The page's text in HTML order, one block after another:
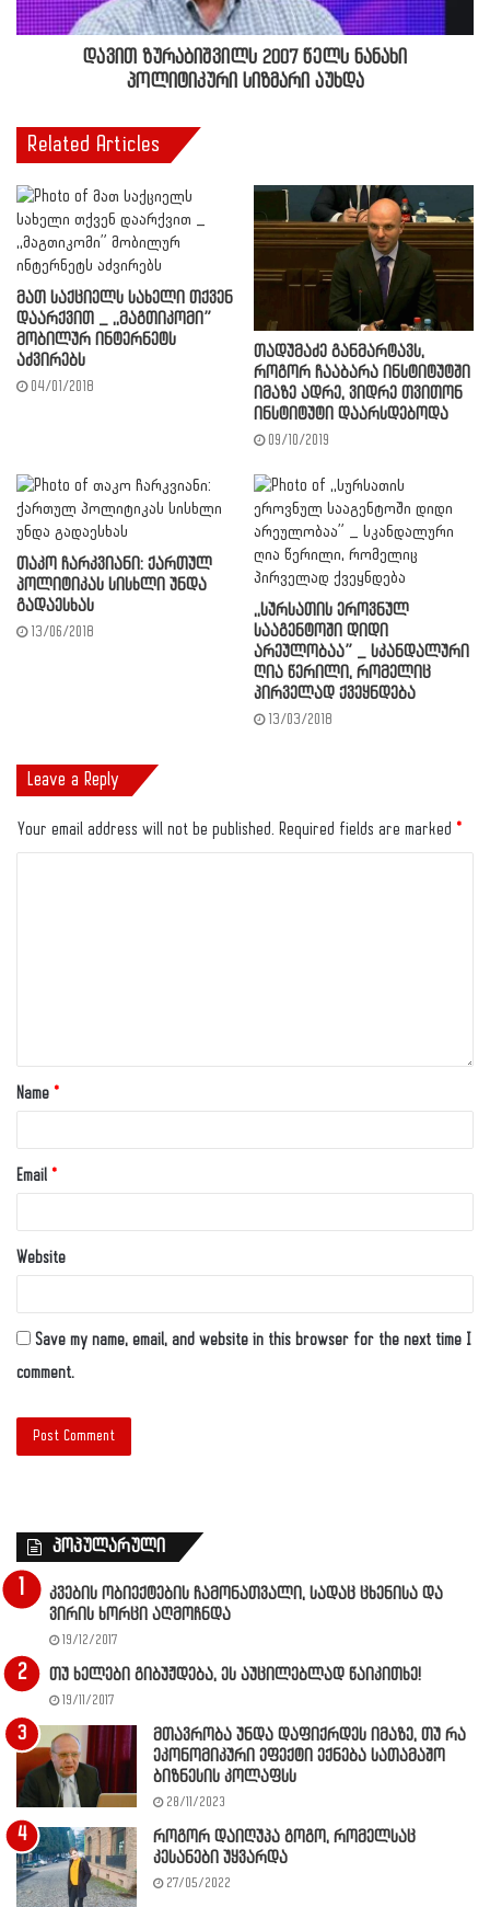
დავით ზურაბიშვილს 2007 წელს ნანახი
პოლიტიკური სიზმარი აუხდა
Related Articles
მათ საქციელს სახელი თქვენ
დაარქვით _ ,,მაგთიკომი”
მობილურ ინტერნეტს
აძვირებს
04/01/2018
თადუმაძე განმარტავს,
როგორ ჩააბარა ინსტიტუტში
იმაზე ადრე, ვიდრე თვითონ
ინსტიტუტი დაარსდებოდა
09/10/2019
თაკო ჩარკვიანი: ქართულ
პოლიტიკას სისხლი უნდა
გადაესხას
13/06/2018
,,სურსათის ეროვნულ
სააგენტოში დიდი
არეულობაა” _ სკანდალური
ღია წერილი, რომელიც
პირველად ქვეყნდება
13/03/2018
Leave a Reply
Your email address will not be published. Required fields are marked *
Name *
Email *
Website
Save my name, email, and website in this browser for the next time I
comment.
პოპულარული
კვების ობიექტების ჩამონათვალი, სადაც ცხენისა და
ვირის ხორცი აღმოჩნდა
19/12/2017
თუ ხელები გიბუჟდება, ეს აუცილებლად წაიკითხე!
19/11/2017
მთავრობა უნდა დაფიქრდეს იმაზე, თუ რა
ეკონომიკური ეფექტი ექნება სათამაშო
ბიზნესის კოლაფსს
28/11/2023
როგორ დაიღუპა გოგო, რომელსაც
კესანები უყვარდა
27/05/2022